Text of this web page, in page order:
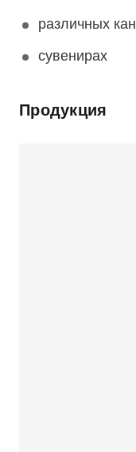
различных
сувенирах
Продукция